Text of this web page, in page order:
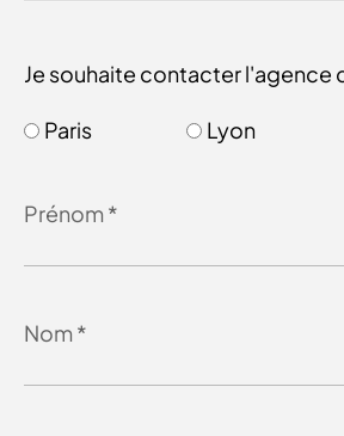
Je souhaite contacter l'agence
Paris Lyon